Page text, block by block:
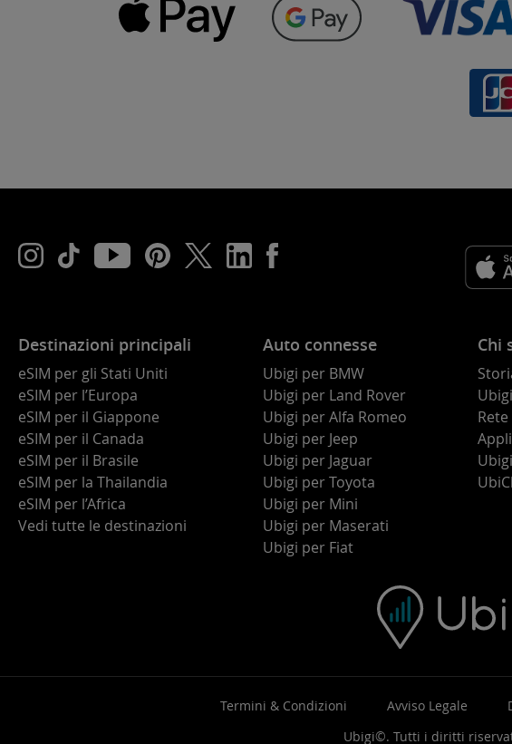
Destinazioni principali
eSIM per gli Stati Uniti
eSIM per l’Europa
eSIM per il Giappone
eSIM per il Canada
eSIM per il Brasile
eSIM per la Thailandia
eSIM per l’Africa
Vedi tutte le destinazioni
Auto connesse
Ubigi per BMW
Ubigi per Land Rover
Ubigi per Alfa Romeo
Ubigi per Jeep
Ubigi per Jaguar
Ubigi per Toyota
Ubigi per Mini
Ubigi per Maserati
Ubigi per Fiat
Chi
Termini & Condizioni Avviso Legale
Ubigi©. Tutti i diritti